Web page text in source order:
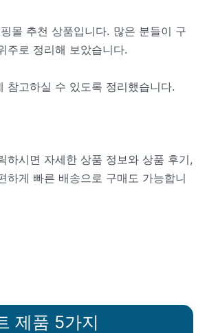
몰 추천 상품입니다. 많은 분들이 구
주로 정리해 보았습니다.
참고하실 수 있도록 정리했습니다.
하시면 자세한 상품 정보와 상품 후기,
하게 빠른 배송으로 구매도 가능합니
제품 5가지